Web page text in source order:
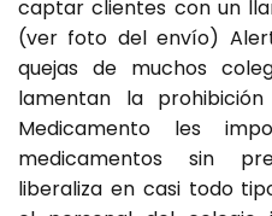
captar clientes con un
(ver foto del envío)
quejas de muchos
lamentan la
Medicamento les
medicamentos sin
liberaliza en casi todo